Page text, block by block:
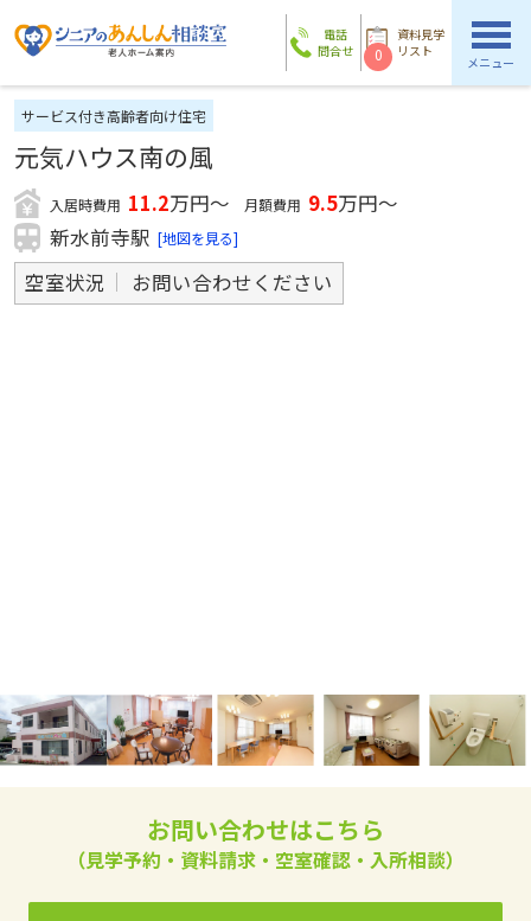
電話
問合せ
資料見学
リスト
0 メニュー
サービス付き高齢者向け住宅
元気ハウス南の風
入居時費用 11.2万円～ 月額費用 9.5万円～
新水前寺駅 [地図を見る]
空室状況 お問い合わせください
お問い合わせはこちら
（見学予約・資料請求・空室確認・入所相談）